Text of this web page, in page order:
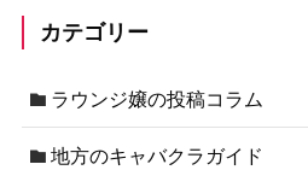
カテゴリー
ラウンジ嬢の投稿コラム
地方のキャバクラガイド